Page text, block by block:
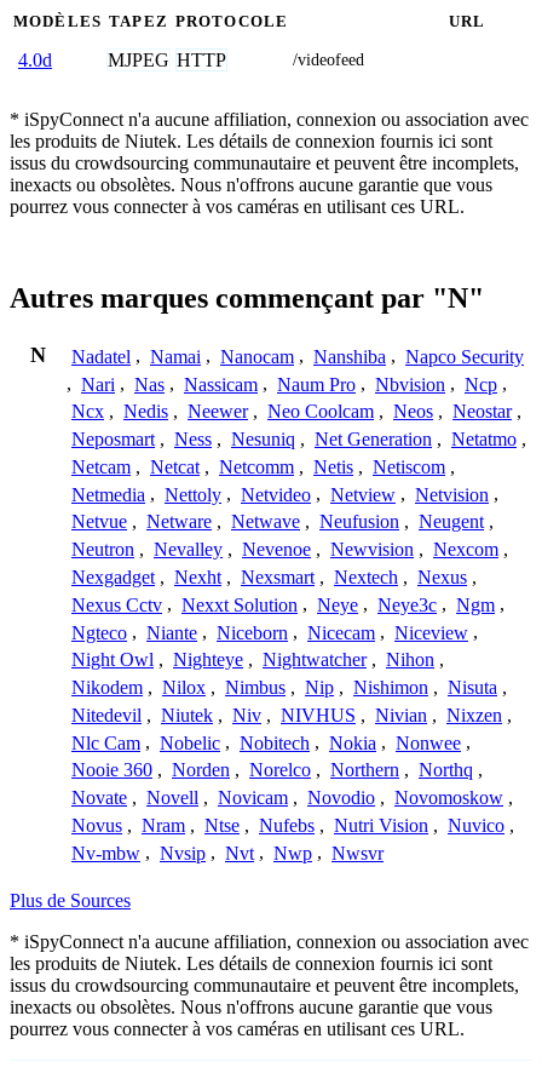
MODÈLES TAPEZ PROTOCOLE URL
4.0d MJPEG HTTP /videofeed
* iSpyConnect n'a aucune affiliation, connexion ou association avec
les produits de Niutek. Les détails de connexion fournis ici sont
issus du crowdsourcing communautaire et peuvent être incomplets,
inexacts ou obsolètes. Nous n'offrons aucune garantie que vous
pourrez vous connecter à vos caméras en utilisant ces URL.
Autres marques commençant par "N"
N Nadatel , Namai , Nanocam , Nanshiba , Napco Security
, Nari , Nas , Nassicam , Naum Pro , Nbvision , Ncp ,
Ncx , Nedis , Neewer , Neo Coolcam , Neos , Neostar ,
Neposmart , Ness , Nesuniq , Net Generation , Netatmo ,
Netcam , Netcat , Netcomm , Netis , Netiscom ,
Netmedia , Nettoly , Netvideo , Netview , Netvision ,
Netvue , Netware , Netwave , Neufusion , Neugent ,
Neutron , Nevalley , Nevenoe , Newvision , Nexcom ,
Nexgadget , Nexht , Nexsmart , Nextech , Nexus ,
Nexus Cctv , Nexxt Solution , Neye , Neye3c , Ngm ,
Ngteco , Niante , Niceborn , Nicecam , Niceview ,
Night Owl , Nighteye , Nightwatcher , Nihon ,
Nikodem , Nilox , Nimbus , Nip , Nishimon , Nisuta ,
Nitedevil , Niutek , Niv , NIVHUS , Nivian , Nixzen ,
Nlc Cam , Nobelic , Nobitech , Nokia , Nonwee ,
Nooie 360 , Norden , Norelco , Northern , Northq ,
Novate , Novell , Novicam , Novodio , Novomoskow ,
Novus , Nram , Ntse , Nufebs , Nutri Vision , Nuvico ,
Nv-mbw , Nvsip , Nvt , Nwp , Nwsvr
Plus de Sources
* iSpyConnect n'a aucune affiliation, connexion ou association avec
les produits de Niutek. Les détails de connexion fournis ici sont
issus du crowdsourcing communautaire et peuvent être incomplets,
inexacts ou obsolètes. Nous n'offrons aucune garantie que vous
pourrez vous connecter à vos caméras en utilisant ces URL.